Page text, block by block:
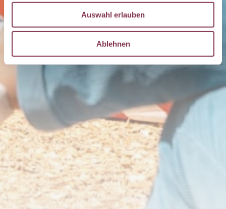
Auswahl erlauben
Ablehnen